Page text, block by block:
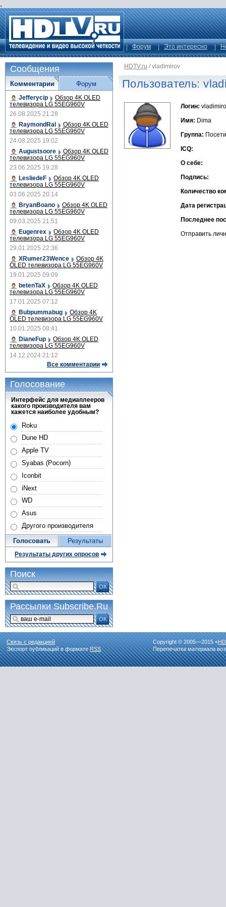
.
Форум Это интересно
HDTV.ru / vladimirov
Пользователь:
Логин:
Имя: Dima
Группа:
ICQ:
О себе:
Подпись:
Количество
Дата
Последнее
Отправить
Сообщения
Комментарии
Jefferycip Обзор 4K OLED
телевизора LG 55EG960V
26.08.2025 21:28
RaymondRal
Обзор 4K OLED
телевизора LG 55EG960V
24.08.2025 19:02
Augustsoore
Обзор 4K OLED
телевизора LG 55EG960V
23.06.2025 19:28
LesliedeF
Обзор 4K OLED
телевизора LG 55EG960V
03.06.2025 20:14
BryanBoano
Обзор 4K OLED
телевизора LG 55EG960V
09.03.2025 21:51
Eugenrex
Обзор 4K OLED
телевизора LG 55EG960V
29.01.2025 22:36
XRumer23Wence
Обзор 4K
OLED телевизора LG 55EG960V
19.01.2025 09:09
betenTaX
Обзор 4K OLED
телевизора LG 55EG960V
17.01.2025 07:12
Bubpummabug
Обзор 4K
OLED телевизора LG 55EG960V
10.01.2025 08:41
DianeFup
Обзор 4K OLED
телевизора LG 55EG960V
14.12.2024 21:12
Все комментарии
Форум
Голосование
Интерфейс для медиаплееров
какого производителя вам
кажется наиболее удобным?
Roku
Dune HD
Apple TV
Syabas (Pocorn)
Iconbit
iNext
WD
Asus
Другого производителя
Голосовать Результаты
Результаты других опросов
Поиск
ОК
Рассылки Subscribe.Ru
ОК
Связь с редакцией
Экспорт публикаций в форматеRSS
Copyright © 2005—2015 «
Перепечатка материала